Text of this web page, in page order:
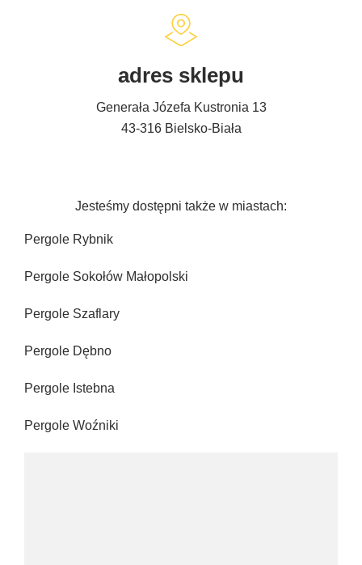
adres sklepu
Generała Józefa Kustronia 13
43-316 Bielsko-Biała
Jesteśmy dostępni także w miastach:
Pergole Rybnik
Pergole Sokołów Małopolski
Pergole Szaflary
Pergole Dębno
Pergole Istebna
Pergole Woźniki